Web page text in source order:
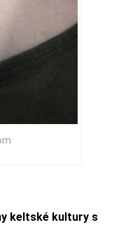
keltské kultury s